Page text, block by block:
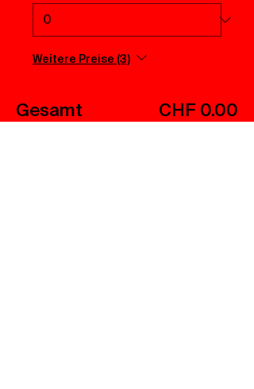
Weitere Preise (3)
Gesamt CHF 0.00